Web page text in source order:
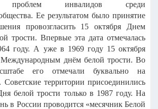
проблем инвалидов среди
Ее результатом было принятие
провозгласить 15 октября Днем
трости. Впервые эта дата отмечалась
году. А уже в 1969 году 15 октября
Международным днём белой трости. Во
его отмечали буквально на
территории присоединились
белой трости только в 1987 году. На
в России проводится «месячник Белой